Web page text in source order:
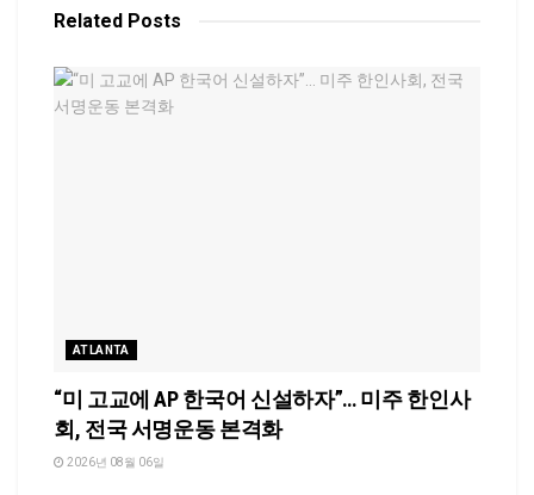
Related Posts
ATLANTA
“미 고교에 AP 한국어 신설하자”… 미주 한인사
회, 전국 서명운동 본격화
2026년 08월 06일